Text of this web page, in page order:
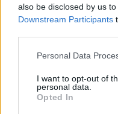
also be disclosed by us
Downstream Participants
Personal Data
I want to opt-out of
personal data.
Opted In
KEDVES
regisztrációhoz kötött.
Az előfizetés a
Portfolio.hu teljes